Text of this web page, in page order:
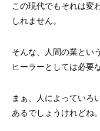
この現代でもそれは変
しれません。
そんな、人間の業とい
ヒーラーとしては必要
まぁ、人によっていろ
あるでしょうけれどね。